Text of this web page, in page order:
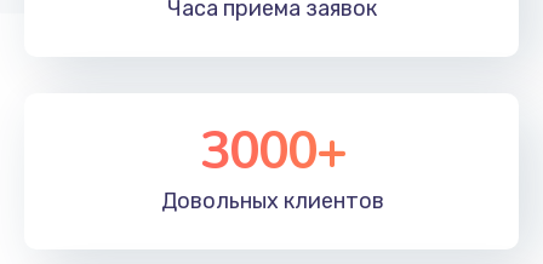
Часа приема заявок
3000+
Довольных клиентов